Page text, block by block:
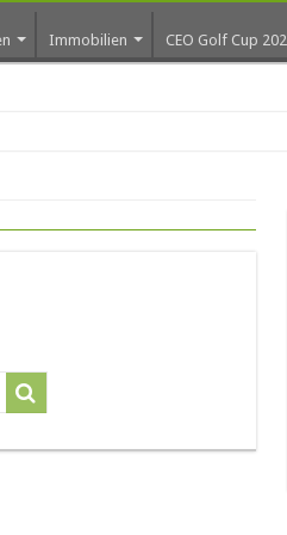
Immobilien CEO Golf Cup